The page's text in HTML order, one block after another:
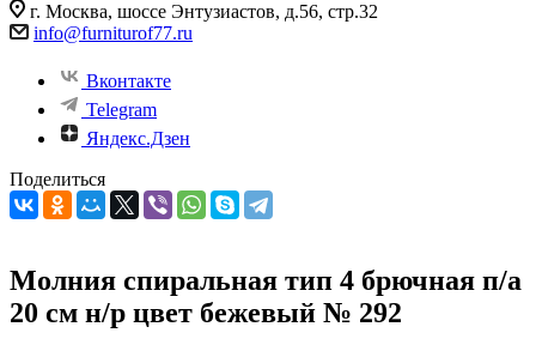
г. Москва, шоссе Энтузиастов, д.56, стр.32
info@furniturof77.ru
Вконтакте
Telegram
Яндекс.Дзен
Поделиться
Молния спиральная тип 4 брючная п/а
20 см н/р цвет бежевый № 292